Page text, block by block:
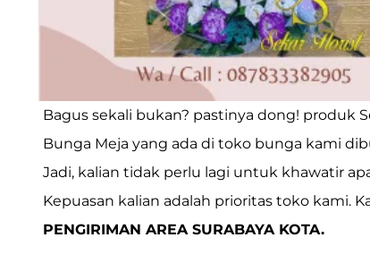
Bagus sekali bukan? pastinya dong! produk
Bunga Meja yang ada di toko bunga kami
Jadi, kalian tidak perlu lagi untuk khawatir
Kepuasan kalian adalah prioritas toko kami.
PENGIRIMAN AREA SURABAYA KOTA.